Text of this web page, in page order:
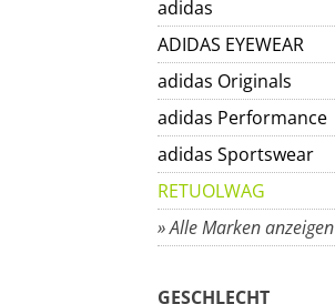
adidas
ADIDAS EYEWEAR
adidas Originals
adidas Performance
adidas Sportswear
RETUOLWAG
» Alle Marken anzeigen
GESCHLECHT